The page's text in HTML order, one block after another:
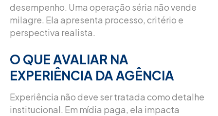
desempenho. Uma operação séria não vende
milagre. Ela apresenta processo, critério e
perspectiva realista.
O QUE AVALIAR NA
EXPERIÊNCIA DA AGÊNCIA
Experiência não deve ser tratada como detalhe
institucional. Em mídia paga, ela impacta